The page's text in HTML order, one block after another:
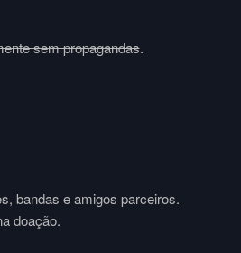
sem propagandas.
bandas e amigos parceiros.
doação.